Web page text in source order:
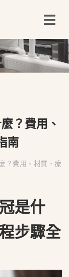
？費用、
南
？費用、材質、療
是什
步驟全